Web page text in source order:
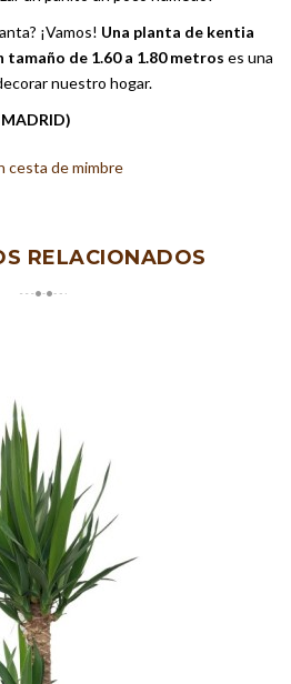
¡Vamos! Una planta de kentia
tamaño de 1.60 a 1.80 metros es una
nuestro hogar.
MADRID)
cesta de mimbre
RELACIONADOS